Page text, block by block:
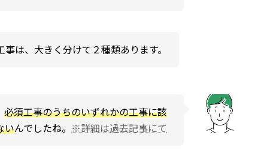
は、大きく分けて２種類あります。
必須工事のうちのいずれかの工事に該
いんでしたね。 ※詳細は過去記事にて